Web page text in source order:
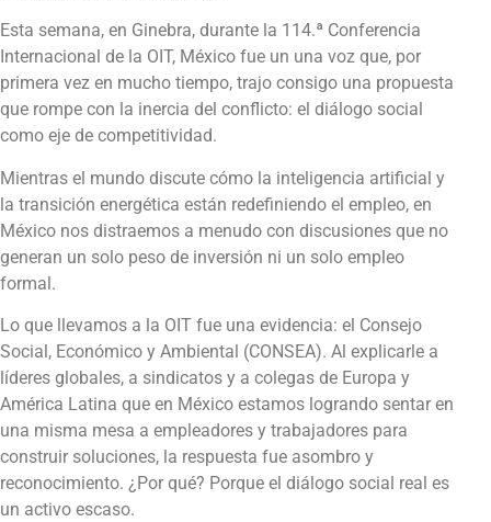
Esta semana, en Ginebra, durante la 114.ª Conferencia
Internacional de la OIT, México fue un una voz que, por
primera vez en mucho tiempo, trajo consigo una propuesta
que rompe con la inercia del conflicto: el diálogo social
como eje de competitividad.
Mientras el mundo discute cómo la inteligencia artificial y
la transición energética están redefiniendo el empleo, en
México nos distraemos a menudo con discusiones que no
generan un solo peso de inversión ni un solo empleo
formal.
Lo que llevamos a la OIT fue una evidencia: el Consejo
Social, Económico y Ambiental (CONSEA). Al explicarle a
líderes globales, a sindicatos y a colegas de Europa y
América Latina que en México estamos logrando sentar en
una misma mesa a empleadores y trabajadores para
construir soluciones, la respuesta fue asombro y
reconocimiento. ¿Por qué? Porque el diálogo social real es
un activo escaso.